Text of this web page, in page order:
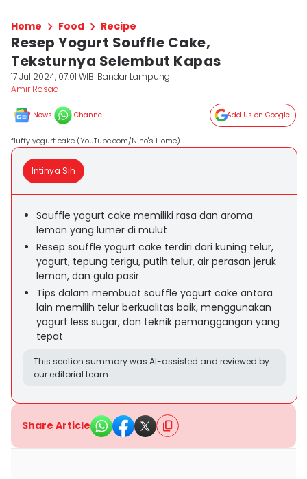
Home Food Recipe
Resep Yogurt Souffle Cake,
Teksturnya Selembut Kapas
17 Jul 2024, 07:01 WIB Bandar Lampung
Amir Rosadi
News Channel Add Us on Google
fluffy yogurt cake (YouTube.com/Nino's Home)
Intinya Sih
Souffle yogurt cake memiliki rasa dan aroma
lemon yang lumer di mulut
Resep souffle yogurt cake terdiri dari kuning telur,
yogurt, tepung terigu, putih telur, air perasan jeruk
lemon, dan gula pasir
Tips dalam membuat souffle yogurt cake antara
lain memilih telur berkualitas baik, menggunakan
yogurt less sugar, dan teknik pemanggangan yang
tepat
This section summary was AI-assisted and reviewed by
our editorial team.
Share Article